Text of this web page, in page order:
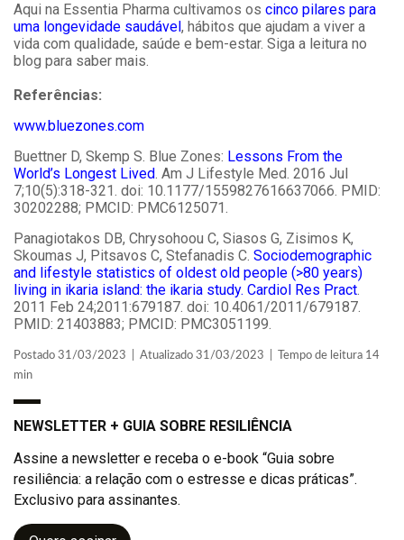
Aqui na Essentia Pharma cultivamos os cinco pilares para
uma longevidade saudável, hábitos que ajudam a viver a
vida com qualidade, saúde e bem-estar. Siga a leitura no
blog para saber mais.
Referências:
www.bluezones.com
Buettner D, Skemp S. Blue Zones: Lessons From the
World’s Longest Lived. Am J Lifestyle Med. 2016 Jul
7;10(5):318-321. doi: 10.1177/1559827616637066. PMID:
30202288; PMCID: PMC6125071.
Panagiotakos DB, Chrysohoou C, Siasos G, Zisimos K,
Skoumas J, Pitsavos C, Stefanadis C. Sociodemographic
and lifestyle statistics of oldest old people (>80 years)
living in ikaria island: the ikaria study. Cardiol Res Pract.
2011 Feb 24;2011:679187. doi: 10.4061/2011/679187.
PMID: 21403883; PMCID: PMC3051199.
Postado 31/03/2023 | Atualizado 31/03/2023 | Tempo de leitura 14
min
NEWSLETTER + GUIA SOBRE RESILIÊNCIA
Assine a newsletter e receba o e-book “Guia sobre
resiliência: a relação com o estresse e dicas práticas”.
Exclusivo para assinantes.